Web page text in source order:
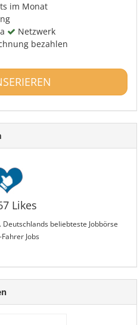
im Monat
Netzwerk
bezahlen
Likes
beliebteste Jobbörse
Jobs